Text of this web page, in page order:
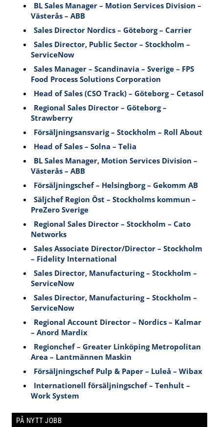
BL Sales Manager – Motion Services Division –
Västerås – ABB
Sales Director Nordics – Göteborg – Carrier
Sales Director, Public Sector – Stockholm –
ServiceNow
Sales Manager – Scandinavia – Sverige – FPS
Food Process Solutions Corporation
Head of Sales (CSO Track) – Göteborg – Cetasol
Regional Sales Director – Göteborg –
Strawberry
Försäljningsansvarig – Stockholm – Roll About
Head of Sales – Solna – Telia
BL Sales Manager, Motion Services Division –
Västerås – ABB
Försäljningschef – Helsingborg – Gekomm AB
Säljchef Region Öst – Stockholms kommun –
PreZero Sverige
Regional Sales Director – Stockholm – Cato
Networks
Sales Associate Director/Director – Stockholm
– Fidelity International
Sales Director, Manufacturing – Stockholm –
ServiceNow
Sales Director, Manufacturing – Stockholm –
ServiceNow
Regional Account Director – Nordics – Kalmar
– Anord Mardix
Regionchef – Greater Linköping Metropolitan
Area – Lantmännen Maskin
Försäljningschef Pulp & Paper – Luleå – Wibax
Internationell försäljningschef – Tenhult –
Work System
PÅ NYTT JOBB